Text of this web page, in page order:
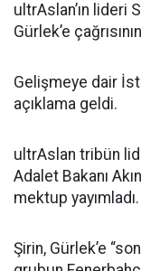
ultrAslan’ın lideri
Gürlek’e
Gelişmeye dair
açıklama geldi.
ultrAslan tribün
Adalet Bakanı
mektup yayımladı.
Şirin, Gürlek’e